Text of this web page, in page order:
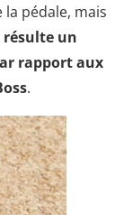
pédale, mais
résulte un
rapport aux
.